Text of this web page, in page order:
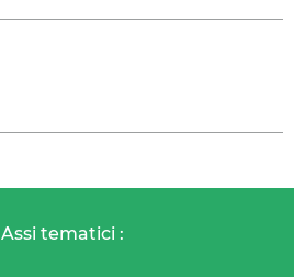
Assi tematici :